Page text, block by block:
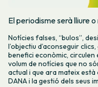
El periodisme serà lliure o
Notícies falses, “bulos”,
l’objectiu d’aconseguir
benefici econòmic, circulen
volum de notícies que no
actual i que ara mateix
DANA i la gestió dels seus